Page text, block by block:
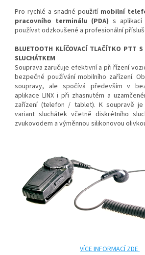
Pro rychlé a snadné použití mobilní
pracovního terminálu (PDA) s aplikací
používat odzkoušené a profesionální
BLUETOOTH KLÍČOVACÍ TLAČÍTKO PTT
SLUCHÁTKEM
Souprava zaručuje efektivní a při řízení
bezpečné používání mobilního zařízení.
soupravy, ale spočívá především v
aplikace LINX i při zhasnutém a
zařízení (telefon / tablet). K soupravě
variant sluchátek včetně diskrétního
zvukovodem a výměnnou silikonovou
VÍCE INFORMACÍ ZDE